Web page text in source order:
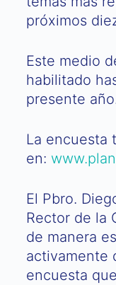
próximos
Este medio
habilitado
presente
La encuesta
en:
El Pbro.
Rector de la
de manera
activamente
encuesta